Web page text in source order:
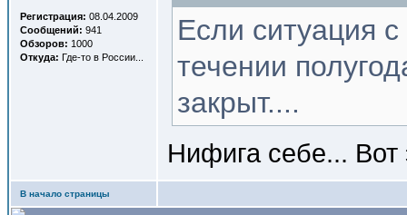
Регистрация: 08.04.2009
Сообщений: 941
Обзоров: 1000
Откуда: Где-то в России...
Если ситуация
течении
закрыт....
Нифига себе... Вот
В начало страницы